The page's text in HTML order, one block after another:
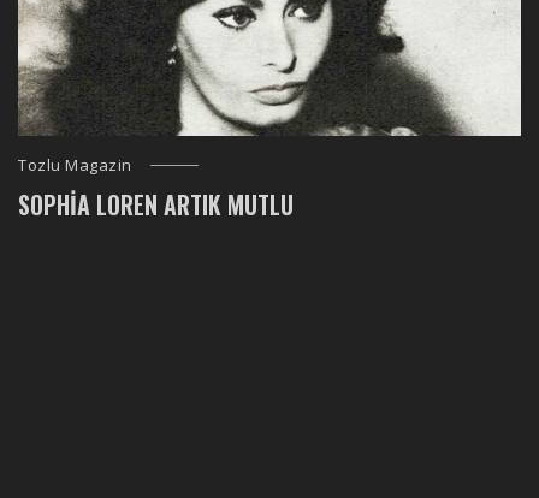
Tozlu Magazin
SOPHIA LOREN ARTIK MUTLU